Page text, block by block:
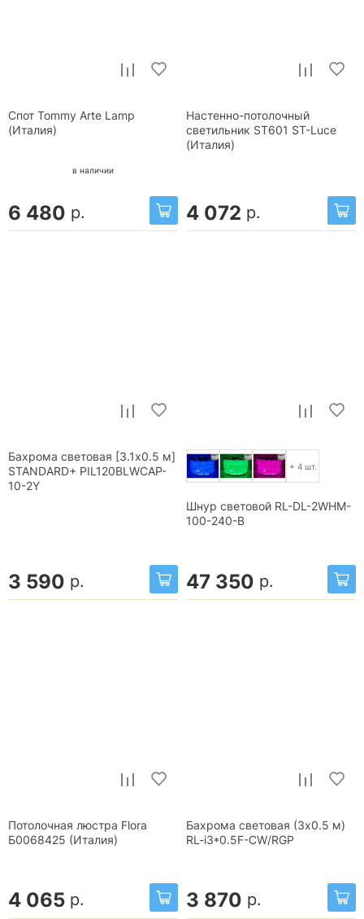
Спот Tommy Arte Lamp
(Италия)
в наличии
6 480 р.
Настенно-потолочный
светильник ST601 ST-Luce
(Италия)
4 072 р.
Бахрома световая [3.1x0.5 м]
STANDARD+ PIL120BLWCAP-
10-2Y
3 590 р.
+ 4 шт.
Шнур световой RL-DL-2WHM-
100-240-B
47 350 р.
Потолочная люстра Flora
Б0068425 (Италия)
4 065 р.
Бахрома световая (3x0.5 м)
RL-i3*0.5F-CW/RGP
3 870 р.